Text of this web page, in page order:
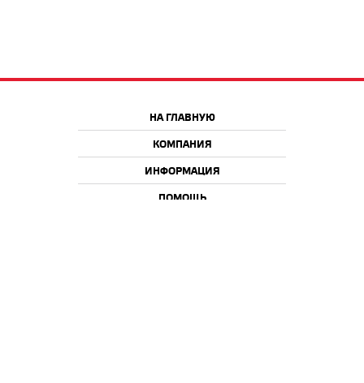
НА ГЛАВНУЮ
КОМПАНИЯ
ИНФОРМАЦИЯ
ПОМОЩЬ